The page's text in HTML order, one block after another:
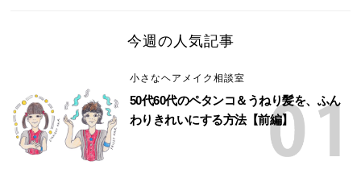
今週の人気記事
小さなヘアメイク相談室
50代60代のペタンコ＆うねり髪を、ふん
わりきれいにする方法【前編】